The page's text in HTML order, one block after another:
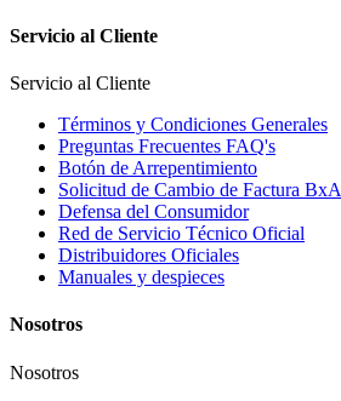
Servicio al Cliente
Servicio al Cliente
Términos y Condiciones Generales
Preguntas Frecuentes FAQ's
Botón de Arrepentimiento
Solicitud de Cambio de Factura BxA
Defensa del Consumidor
Red de Servicio Técnico Oficial
Distribuidores Oficiales
Manuales y despieces
Nosotros
Nosotros